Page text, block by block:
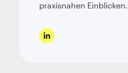
praxisnahen Einblicken.